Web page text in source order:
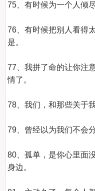
75、有时候为一个人倾
76、有时候把别人看得
是。
77、我拼了命的让你注
情了。
78、我们，和那些关于
79、曾经以为我们不会
80、孤单，是你心里面
身边。